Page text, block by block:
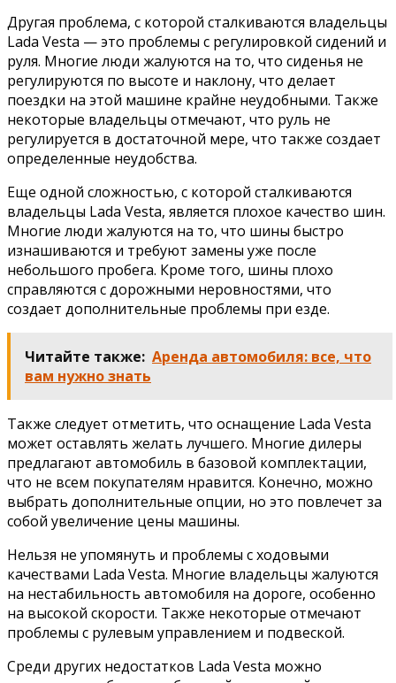
Другая проблема, с которой сталкиваются владельцы
Lada Vesta — это проблемы с регулировкой сидений и
руля. Многие люди жалуются на то, что сиденья не
регулируются по высоте и наклону, что делает
поездки на этой машине крайне неудобными. Также
некоторые владельцы отмечают, что руль не
регулируется в достаточной мере, что также создает
определенные неудобства.
Еще одной сложностью, с которой сталкиваются
владельцы Lada Vesta, является плохое качество шин.
Многие люди жалуются на то, что шины быстро
изнашиваются и требуют замены уже после
небольшого пробега. Кроме того, шины плохо
справляются с дорожными неровностями, что
создает дополнительные проблемы при езде.
Читайте также: Аренда автомобиля: все, что
вам нужно знать
Также следует отметить, что оснащение Lada Vesta
может оставлять желать лучшего. Многие дилеры
предлагают автомобиль в базовой комплектации,
что не всем покупателям нравится. Конечно, можно
выбрать дополнительные опции, но это повлечет за
собой увеличение цены машины.
Нельзя не упомянуть и проблемы с ходовыми
качествами Lada Vesta. Многие владельцы жалуются
на нестабильность автомобиля на дороге, особенно
на высокой скорости. Также некоторые отмечают
проблемы с рулевым управлением и подвеской.
Среди других недостатков Lada Vesta можно